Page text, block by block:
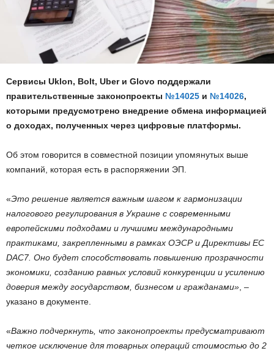
Сервисы Uklon, Bolt, Uber и Glovo поддержали
правительственные законопроекты №14025 и №14026,
которыми предусмотрено внедрение обмена информацией
о доходах, полученных через цифровые платформы.
Об этом говорится в совместной позиции упомянутых выше
компаний, которая есть в распоряжении ЭП.
«Это решение является важным шагом к гармонизации
налогового регулирования в Украине с современными
европейскими подходами и лучшими международными
практиками, закрепленными в рамках ОЭСР и Директивы ЕС
DAC7. Оно будет способствовать повышению прозрачности
экономики, созданию равных условий конкуренции и усилению
доверия между государством, бизнесом и гражданами» , –
указано в документе.
«Важно подчеркнуть, что законопроекты предусматривают
четкое исключение для товарных операций стоимостью до 2